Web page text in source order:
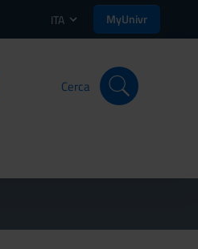
ITA MyUnivr
Cerca